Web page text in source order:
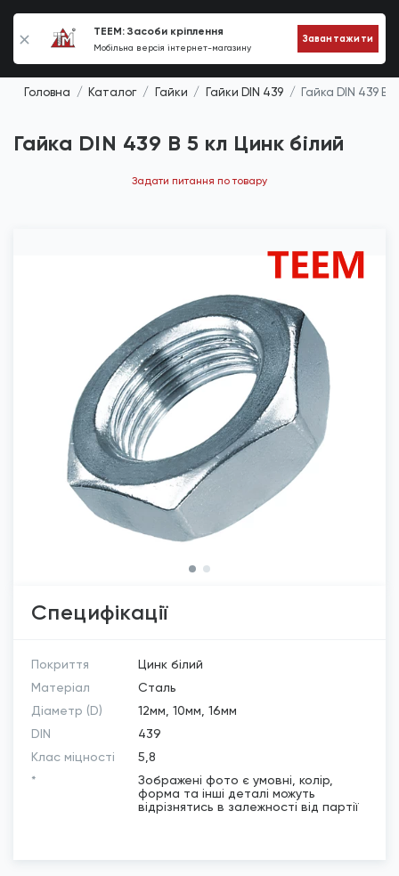
TEEM: Засоби кріплення
Мобільна версія інтернет-магазину
Завантажити
0
Головна Каталог Гайки Гайки DIN 439 Гайка DIN 439 B
Гайка DIN 439 B 5 кл Цинк білий
Задати питання по товару
Специфікації
Покриття
Цинк білий
Матеріал
Сталь
Діаметр (D)
12мм, 10мм, 16мм
DIN
439
Клас міцності
5,8
*
Зображені фото є умовні, колір,
форма та інші деталі можуть
відрізнятись в залежності від партії